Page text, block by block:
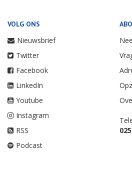
VOLG ONS
Nieuwsbrief
Twitter
Facebook
LinkedIn
Youtube
Instagram
RSS
Podcast